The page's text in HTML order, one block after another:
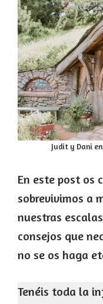
Judit y Dani
En este post os
sobrevivimos a
nuestras
consejos que
no se os haga
Tenéis toda la